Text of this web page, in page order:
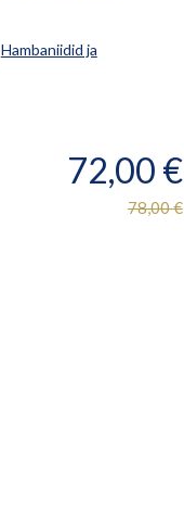
Hambaniidid ja
72,00 €
78,00€